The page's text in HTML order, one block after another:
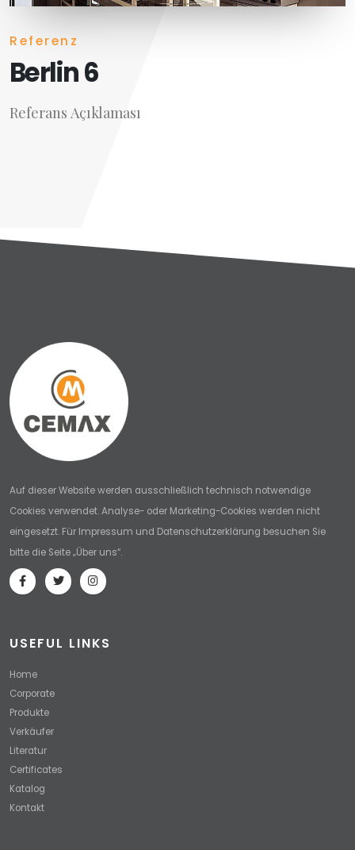
Referenz
Berlin 6
Referans Açıklaması
Auf dieser Website werden ausschließlich technisch notwendige
Cookies verwendet. Analyse- oder Marketing-Cookies werden nicht
eingesetzt. Für Impressum und Datenschutzerklärung besuchen Sie
bitte die Seite „Über uns“.
USEFUL LINKS
Home
Corporate
Produkte
Verkäufer
Literatur
Certificates
Katalog
Kontakt